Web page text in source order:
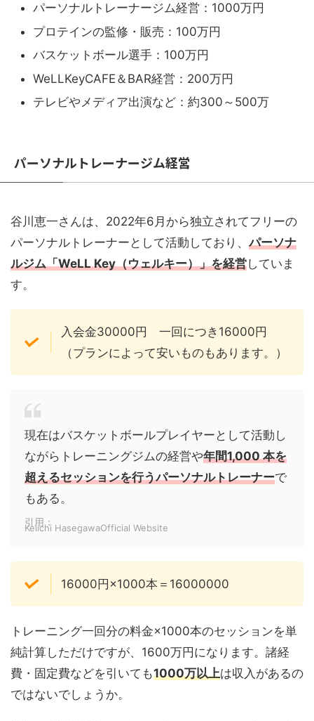
パーソナルトレーナージム経営：1000万円
プロテインの監修・販売：100万円
バスケットボール選手：100万円
WeLLKeyCAFE＆BAR経営：200万円
テレビやメディア出演など：約300～500万
パーソナルトレーナージム経営
谷川恵一さんは、2022年6月から独立されてフリーの
パーソナルトレーナーとして活動しており、パーソナ
ルジム「WeLL Key（ウェルキー）」を経営していま
す。
入会金30000円 一回につき16000円
（プランによって安いものもあります。）
現在はバスケットボールプレイヤーとして活動し
ながらトレーニングジムの経営や年間1,000 本を
超えるセッションを行うパーソナルトレーナーで
もある。
引用：
Keiichi HasegawaOfficial Website
16000円×1000本＝16000000
トレーニング一回分の料金×1000本のセッションを単
純計算しただけですが、1600万円になります。諸経
費・固定費などを引いても1000万以上は収入があるの
ではないでしょうか。